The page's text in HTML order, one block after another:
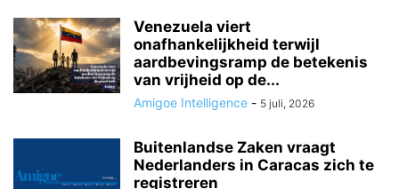
Venezuela viert
onafhankelijkheid terwijl
aardbevingsramp de betekenis
van vrijheid op de...
Amigoe Intelligence - 5 juli, 2026
Buitenlandse Zaken vraagt
Nederlanders in Caracas zich te
registreren